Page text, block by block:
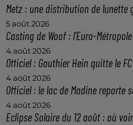
Metz : une distribution de lunette
5 août 2026
Casting de Woof : l'Euro-
4 août 2026
Officiel : Gauthier Hein quitte le FC
4 août 2026
Officiel : le lac de Madine reporte
4 août 2026
Eclipse Solaire du 12 août : où